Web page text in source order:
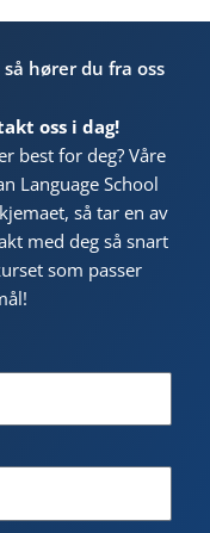
hører du fra oss
oss i dag!
best for deg? Våre
Language School
så tar en av
med deg så snart
som passer